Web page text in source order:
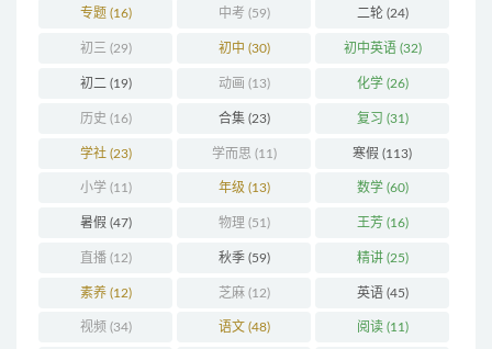
专题(16) 中考 (59) 二轮(24)
初三 (29) 初中 (30) 初中英语(32)
初二 (19) 动画 (13) 化学(26)
历史 (16) 合集(23) 复习 (31)
学社(23) 学而思 (11) 寒假 (113)
小学(11) 年级 (13) 数学(60)
暑假 (47) 物理 (51) 王芳(16)
直播(12) 秋季(59) 精讲(25)
素养(12) 芝麻(12) 英语(45)
视频 (34) 语文 (48) 阅读(11)